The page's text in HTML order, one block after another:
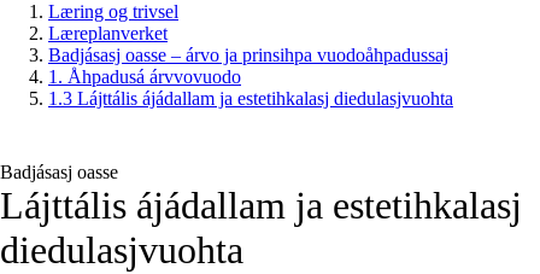
Læring og trivsel
Læreplanverket
Badjásasj oasse – árvo ja prinsihpa vuodoåhpadussaj
1. Åhpadusá árvvovuodo
1.3 Lájttális ájádallam ja estetihkalasj diedulasjvuohta
Badjásasj oasse
Lájttális ájádallam ja estetihkalasj
diedulasjvuohta